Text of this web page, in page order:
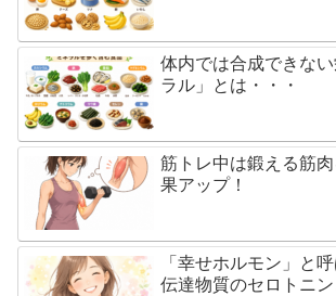
体内では合成できな
ラル」とは・・・
筋トレ中は鍛える筋
果アップ！
「幸せホルモン」と
伝達物質のセロトニン